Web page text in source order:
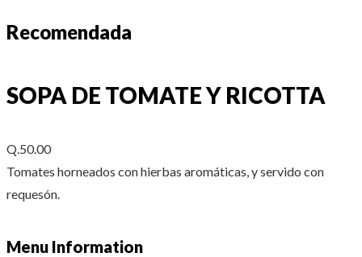
Recomendada
SOPA DE TOMATE Y RICOTTA
Q.50.00
Tomates horneados con hierbas aromáticas, y servido con
requesón.
Menu Information